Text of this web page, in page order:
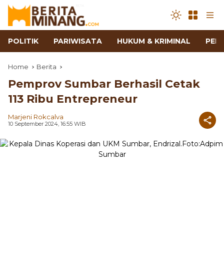
POLITIK PARIWISATA HUKUM & KRIMINAL
Home Berita
Pemprov Sumbar Berhasil Cetak
113 Ribu Entrepreneur
Marjeni Rokcalva
10 September 2024, 16:55 WIB